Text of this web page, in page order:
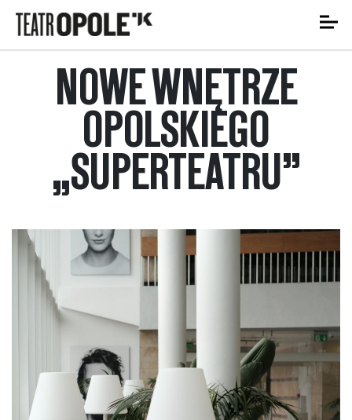
NOWE WNĘTRZE
OPOLSKIEGO
„SUPERTEATRU”